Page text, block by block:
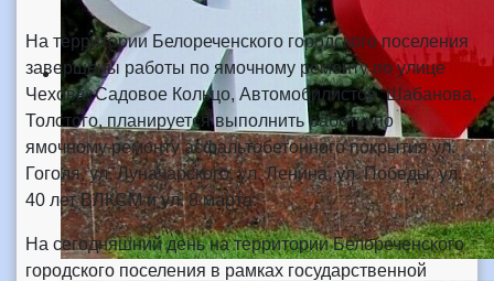
На территории Белореченского городского поселения
завершены работы по ямочному ремонту по улице
Чехова, Садовое Кольцо, Автомобилистов, Шабанова,
Толстого, планируется выполнить работы по
ямочному ремонту асфальтобетонного покрытия ул.
Гоголя, ул. Луначарского, ул. Ленина, ул. Победы, ул.
40 лет ВЛКСМ и ул. 8 марта.
На сегодняшний день на территории Белореченского
городского поселения в рамках государственной